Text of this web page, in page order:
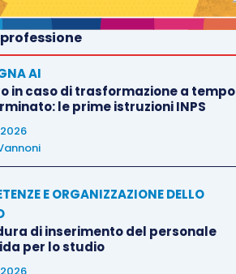
AI
in caso di trasformazione a tempo
le prime istruzioni INPS
E ORGANIZZAZIONE DELLO
di inserimento del personale
per lo studio